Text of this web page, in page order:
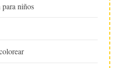
niños